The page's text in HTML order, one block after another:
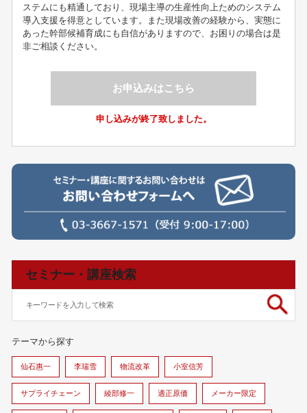
ステムにも精通しており、現場主導の生産性向上ためのシステム
導入支援を得意としています。また現場改善の経験から、実態に
あった幹部候補育成にも自信がありますので、お困りの場合は是
非ご相談ください。
お申込みはこちら
申し込みが終了致しました。
セミナー・講座検索
テーマから探す
仙石惠一 李瑞雪 物流改革 小室信芳
サプライチェーン 綾部修一 適正原価 メーカー限定